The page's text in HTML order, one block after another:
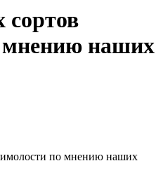
наших
по мнению наших